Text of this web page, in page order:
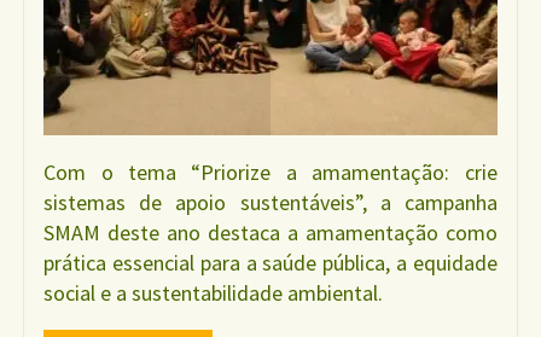
Com o tema “Priorize a amamentação: crie
sistemas de apoio sustentáveis”, a campanha
SMAM deste ano destaca a amamentação como
prática essencial para a saúde pública, a equidade
social e a sustentabilidade ambiental.